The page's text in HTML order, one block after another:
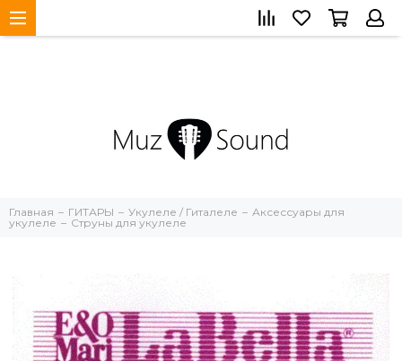
Главная ГИТАРЫ Укулеле / Гиталеле
Аксессуары для
укулеле
Струны для укулеле